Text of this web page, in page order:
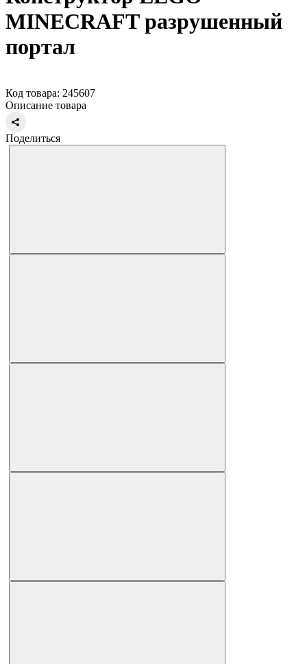
MINECRAFT разрушенный
портал
Код товара: 245607
Описание товара
Поделиться